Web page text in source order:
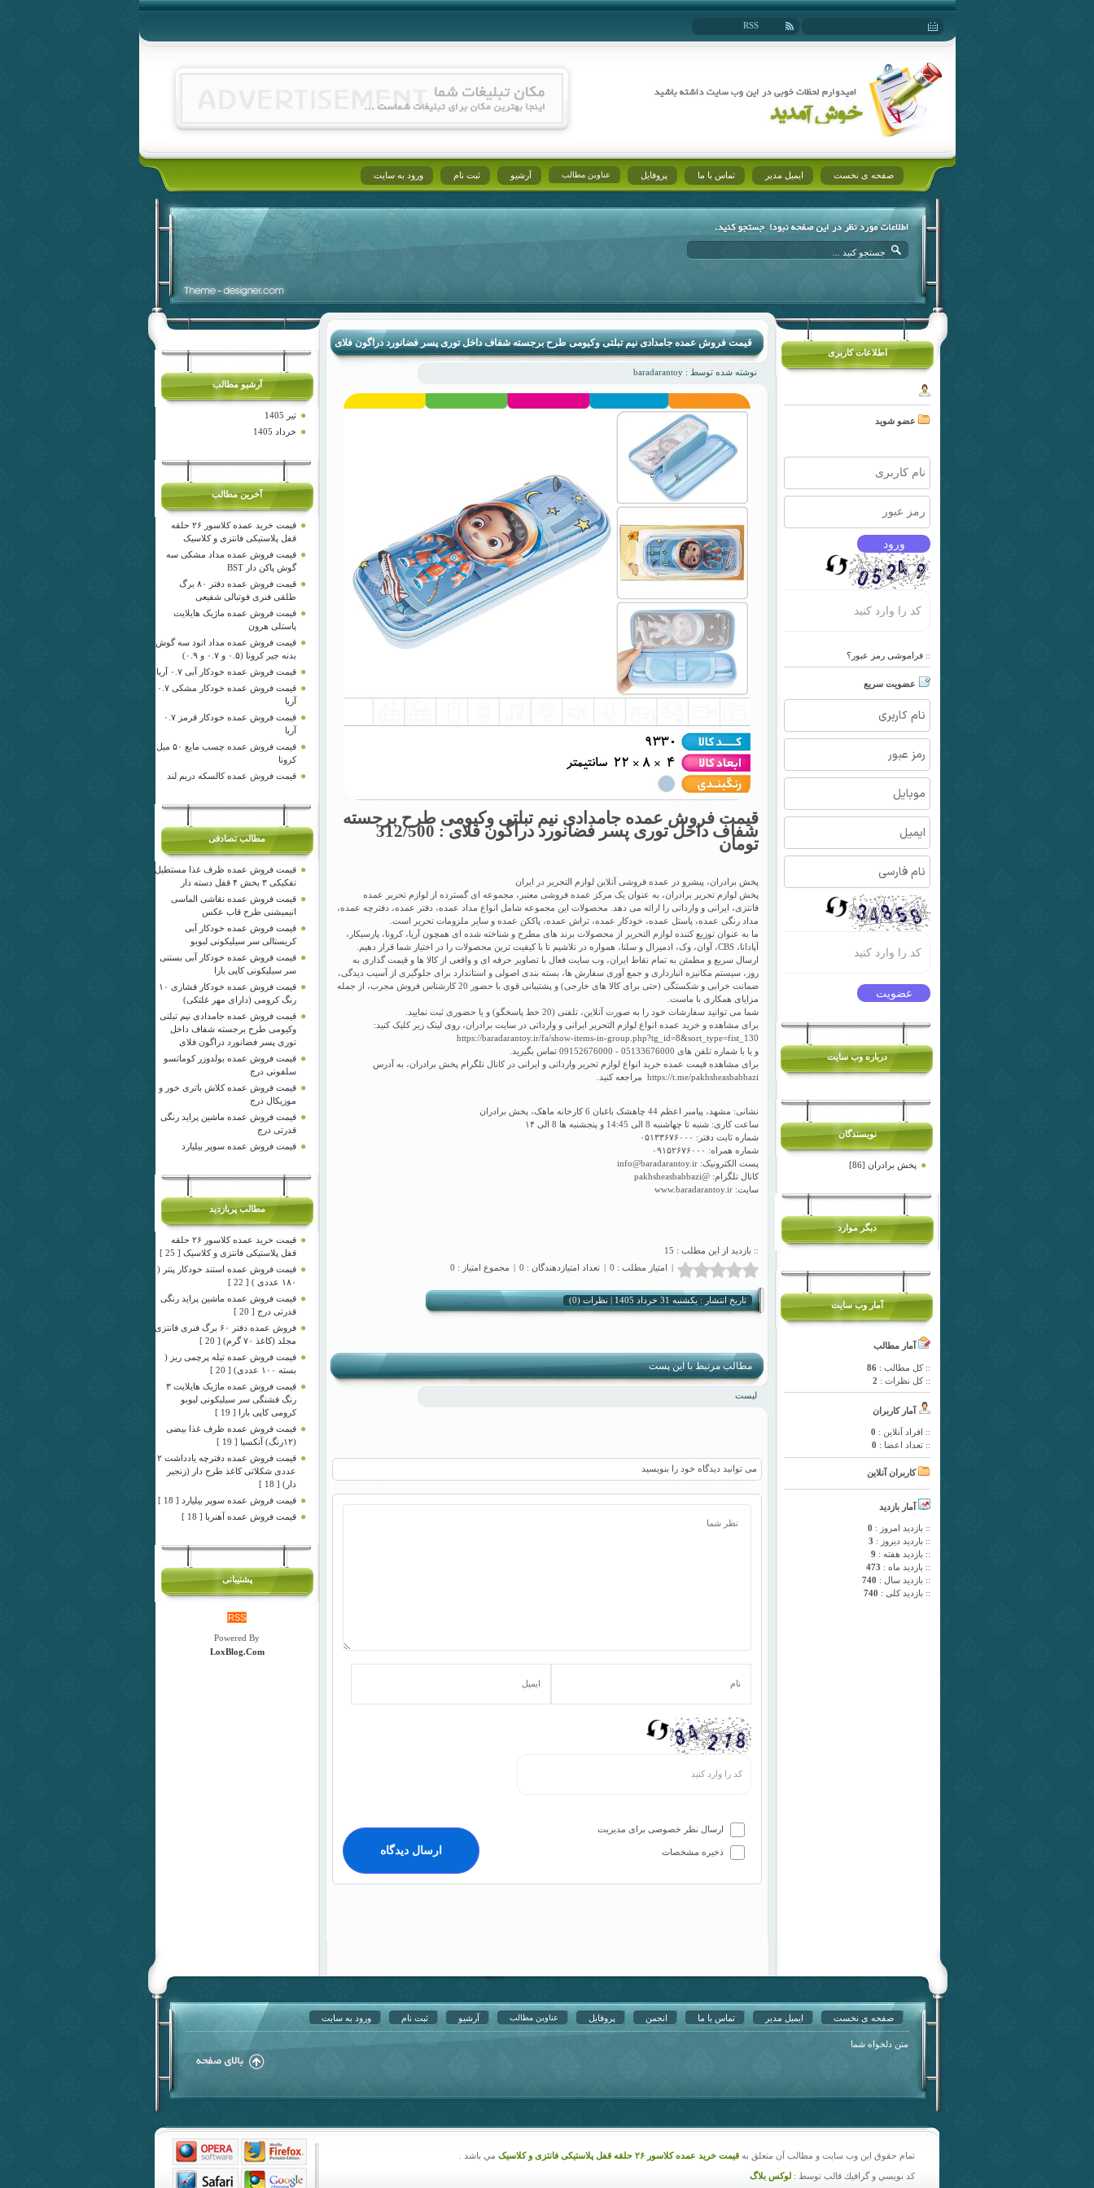
RSS
صفحه ی نخست ایمیل مدیر تماس با ما پروفایل عناوین مطالب آرشیو ثبت نام ورود به سایت
اطلاعات کاربری
عضو شوید
:: فراموشی رمز عبور؟
عضویت سریع
درباره وب سايت
نویسندگان
پخش برادران [86]
دیگر موارد
آمار وب سایت
آمار مطالب
:: کل مطالب : 86
:: کل نظرات : 2
آمار کاربران
:: افراد آنلاین : 0
:: تعداد اعضا : 0
کاربران آنلاین
آمار بازدید
:: بازدید امروز : 0
:: باردید دیروز : 3
:: بازدید هفته : 9
:: بازدید ماه : 473
:: بازدید سال : 740
:: بازدید کلی : 740
قیمت فروش عمده جامدادی نیم تبلتی وکیومی طرح برجسته شفاف داخل توری پسر فضانورد دراگون فلای
نوشته شده توسط : baradarantoy
قیمت فروش عمده جامدادی نیم تبلتی وکیومی طرح برجسته
شفاف داخل توری پسر فضانورد دراگون فلای : 312/500
تومان
پخش برادران، پیشرو در عمده فروشی آنلاین لوازم التحریر در ایران
پخش لوازم تحریر برادران، به عنوان یک مرکز عمده فروشی معتبر، مجموعه ای گسترده از لوازم تحریر عمده
فانتزی، ایرانی و وارداتی را ارائه می دهد. محصولات این مجموعه شامل انواع مداد عمده، دفتر عمده، دفترچه عمده،
مداد رنگی عمده، پاستل عمده، خودکار عمده، تراش عمده، پاککن عمده و سایر ملزومات تحریر است.
ما به عنوان توزیع کننده لوازم التحریر از محصولات برند های مطرح و شناخته شده ای همچون آریا، کرونا، پارسیکار،
آپادانا، CBS، آوان، وک، ادمیرال و سلنا، همواره در تلاشیم تا با کیفیت ترین محصولات را در اختیار شما قرار دهیم.
ارسال سریع و مطمئن به تمام نقاط ایران، وب سایت فعال با تصاویر حرفه ای و واقعی از کالا ها و قیمت گذاری به
روز، سیستم مکانیزه انبارداری و جمع آوری سفارش ها، بسته بندی اصولی و استاندارد برای جلوگیری از آسیب دیدگی،
ضمانت خرابی و شکستگی (حتی برای کالا های خارجی) و پشتیبانی قوی با حضور 20 کارشناس فروش مجرب، از جمله
مزایای همکاری با ماست.
شما می توانید سفارشات خود را به صورت آنلاین، تلفنی (20 خط پاسخگو) و یا حضوری ثبت نمایید.
برای مشاهده و خرید عمده انواع لوازم التحریر ایرانی و وارداتی در سایت برادران، روی لینک زیر کلیک کنید:
https://baradarantoy.ir/fa/show-items-in-group.php?tg_id=8&sort_type=fist_130
و یا با شماره تلفن های 05133676000 - 09152676000 تماس بگیرید.
برای مشاهده قیمت عمده خرید انواع لوازم تحریر وارداتی و ایرانی در کانال تلگرام پخش برادران، به آدرس
https://t.me/pakhsheasbabbazi مراجعه کنید.
نشانی: مشهد، پیامبر اعظم 44 چاهشک باغبان 6 کارخانه ماهک، پخش برادران
ساعت کاری: شنبه تا چهاشنبه 8 الی 14:45 و پنجشنبه ها 8 الی ۱۴
شماره ثابت دفتر: ۰۵۱۳۳۶۷۶۰۰۰
شماره همراه: ۰۹۱۵۲۶۷۶۰۰۰
پست الکترونیک: info@baradarantoy.ir
کانال تلگرام: @pakhsheasbabbazi
سایت: www.baradarantoy.ir
:: بازدید از این مطلب : 15
امتیاز مطلب : 0 تعداد امتیازدهندگان : 0 مجموع امتیاز : 0
تاریخ انتشار : یکشنبه 31 خرداد 1405 | نظرات (0)
مطالب مرتبط با این پست
لیست
می توانید دیدگاه خود را بنویسید
ارسال نظر خصوصی برای مدیریت
ذخیره مشخصات
آرشیو مطالب
تیر 1405
خرداد 1405
آخرین مطالب
قیمت خرید عمده کلاسور ۲۶ حلقه
قفل پلاستیکی فانتزی و کلاسیک
قیمت فروش عمده مداد مشکی سه
گوش پاکن دار BST
قیمت فروش عمده دفتر ۸۰ برگ
طلقی فنری فوتبالی شفیعی
قیمت فروش عمده ماژیک هایلایت
پاستلی هرون
قیمت فروش عمده مداد اتود سه گوش
بدنه جیر کرونا (۰.۵ و ۰.۷ و ۰.۹)
قیمت فروش عمده خودکار آبی ۰.۷ آریا
قیمت فروش عمده خودکار مشکی ۰.۷
آریا
قیمت فروش عمده خودکار قرمز ۰.۷
آریا
قیمت فروش عمده چسب مایع ۵۰ میل
کرونا
قیمت فروش عمده کالسکه دریم لند
مطالب تصادفی
قیمت فروش عمده ظرف غذا مستطیل
تفکیکی ۳ بخش ۴ قفل دسته دار
قیمت فروش عمده نقاشی الماسی
انیمیشنی طرح قاب عکس
قیمت فروش عمده خودکار آبی
کریستالی سر سیلیکونی لبوبو
قیمت فروش عمده خودکار آبی بستنی
سر سیلیکونی کاپی بارا
قیمت فروش عمده خودکار فشاری ۱۰
رنگ کرومی (دارای مهر غلتکی)
قیمت فروش عمده جامدادی نیم تبلتی
وکیومی طرح برجسته شفاف داخل
توری پسر فضانورد دراگون فلای
قیمت فروش عمده بولدوزر کوماتسو
سلفونی درج
قیمت فروش عمده کلاش باتری خور و
موزیکال درج
قیمت فروش عمده ماشین پراید رنگی
قدرتی درج
قیمت فروش عمده سوپر بیلیارد
مطالب پربازدید
قیمت خرید عمده کلاسور ۲۶ حلقه
قفل پلاستیکی فانتزی و کلاسیک [ 25 ]
قیمت فروش عمده استند خودکار پنتر (
۱۸۰ عددی ) [ 22 ]
قیمت فروش عمده ماشین پراید رنگی
قدرتی درج [ 20 ]
فروش عمده دفتر ۶۰ برگ فنری فانتزی
مجلد (کاغذ ۷۰ گرم) [ 20 ]
قیمت فروش عمده تیله پرچمی ریز (
بسته ۱۰۰ عددی) [ 20 ]
قیمت فروش عمده ماژیک هایلایت ۳
رنگ فشنگی سر سیلیکونی لبوبو
کرومی کاپی بارا [ 19 ]
قیمت فروش عمده ظرف غذا بیضی
(۱۲رنگ) آنکسیا [ 19 ]
قیمت فروش عمده دفترچه یادداشت ۲
عددی شکلاتی کاغذ طرح دار (زنجیر
دار) [ 18 ]
قیمت فروش عمده سوپر بیلیارد [ 18 ]
قیمت فروش عمده آهنربا [ 18 ]
پشتیبانی
RSS
Powered By
LoxBlog.Com
صفحه ی نخست ایمیل مدیر تماس با ما انجمن پروفایل عناوین مطالب آرشیو ثبت نام ورود به سایت
متن دلخواه شما
تمام حقوق اين وب سايت و مطالب آن متعلق به قیمت خرید عمده کلاسور ۲۶ حلقه قفل پلاستیکی فانتزی و کلاسیک مي باشد .
كد نويسي و گرافيك قالب توسط : لوکس بلاگ